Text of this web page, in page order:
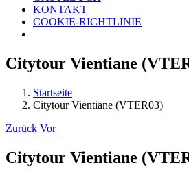
KONTAKT
COOKIE-RICHTLINIE
Citytour Vientiane
Startseite
Citytour Vientiane (VTER03)
Zurück Vor
Citytour Vientiane